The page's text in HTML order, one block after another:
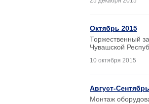
Октябрь 2015
Торжественный
Чувашской
10 октября 2015
Август-
Монтаж